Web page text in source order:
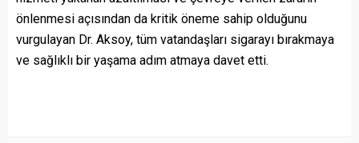
önlenmesi açısından da kritik öneme sahip olduğunu
vurgulayan Dr. Aksoy, tüm vatandaşları sigarayı bırakmaya
ve sağlıklı bir yaşama adım atmaya davet etti.